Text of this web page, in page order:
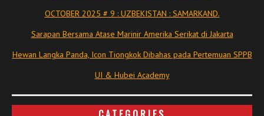
OCTOBER 2025 # 9 : UZBEKISTAN : SAMARKAND.
Sarapan Bersama Atase Marinir Amerika Serikat di Jakarta
Hewan Langka Panda, Icon Tiongkok Dibahas pada Pertemuan SPPB
UI & Hubei Academy